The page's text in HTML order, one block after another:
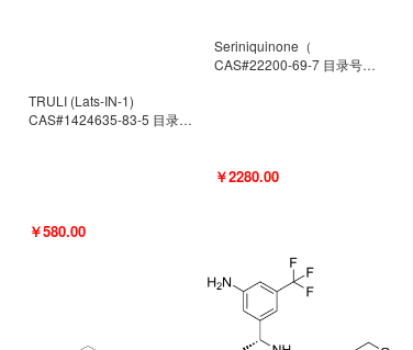
TRULI (Lats-IN-1)
CAS#1424635-83-5 目录号
￥580.00
Seriniquinone（
CAS#22200-69-7 目录号
￥2280.00